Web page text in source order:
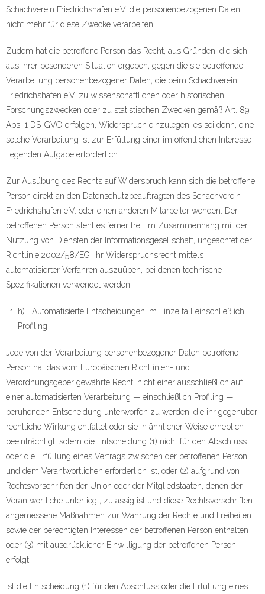
Schachverein Friedrichshafen e.V. die personenbezogenen Daten
nicht mehr für diese Zwecke verarbeiten.
Zudem hat die betroffene Person das Recht, aus Gründen, die sich
aus ihrer besonderen Situation ergeben, gegen die sie betreffende
Verarbeitung personenbezogener Daten, die beim Schachverein
Friedrichshafen e.V. zu wissenschaftlichen oder historischen
Forschungszwecken oder zu statistischen Zwecken gemäß Art. 89
Abs. 1 DS-GVO erfolgen, Widerspruch einzulegen, es sei denn, eine
solche Verarbeitung ist zur Erfüllung einer im öffentlichen Interesse
liegenden Aufgabe erforderlich.
Zur Ausübung des Rechts auf Widerspruch kann sich die betroffene
Person direkt an den Datenschutzbeauftragten des Schachverein
Friedrichshafen e.V. oder einen anderen Mitarbeiter wenden. Der
betroffenen Person steht es ferner frei, im Zusammenhang mit der
Nutzung von Diensten der Informationsgesellschaft, ungeachtet der
Richtlinie 2002/58/EG, ihr Widerspruchsrecht mittels
automatisierter Verfahren auszuüben, bei denen technische
Spezifikationen verwendet werden.
h) Automatisierte Entscheidungen im Einzelfall einschließlich
Profiling
Jede von der Verarbeitung personenbezogener Daten betroffene
Person hat das vom Europäischen Richtlinien- und
Verordnungsgeber gewährte Recht, nicht einer ausschließlich auf
einer automatisierten Verarbeitung — einschließlich Profiling —
beruhenden Entscheidung unterworfen zu werden, die ihr gegenüber
rechtliche Wirkung entfaltet oder sie in ähnlicher Weise erheblich
beeinträchtigt, sofern die Entscheidung (1) nicht für den Abschluss
oder die Erfüllung eines Vertrags zwischen der betroffenen Person
und dem Verantwortlichen erforderlich ist, oder (2) aufgrund von
Rechtsvorschriften der Union oder der Mitgliedstaaten, denen der
Verantwortliche unterliegt, zulässig ist und diese Rechtsvorschriften
angemessene Maßnahmen zur Wahrung der Rechte und Freiheiten
sowie der berechtigten Interessen der betroffenen Person enthalten
oder (3) mit ausdrücklicher Einwilligung der betroffenen Person
erfolgt.
Ist die Entscheidung (1) für den Abschluss oder die Erfüllung eines